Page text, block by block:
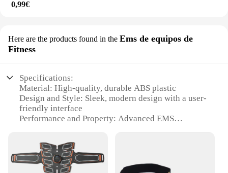
0,99€
Here are the products found in the Ems de equipos de
Fitness
Specifications:
Material: High-quality, durable ABS plastic
Design and Style: Sleek, modern design with a user-
friendly interface
Performance and Property: Advanced EMS
electrodes and gel pads
Usage and Purpose: Ideal for home gyms, offering a
full-body workout